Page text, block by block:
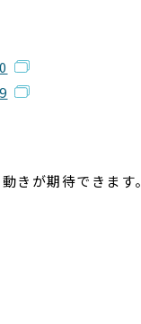
きが期待できます